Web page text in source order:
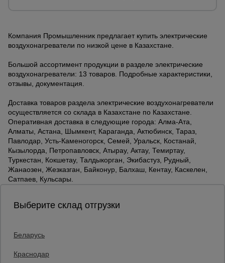
Компания Промышленник предлагает купить электрические
воздухонагреватели по низкой цене в Казахстане.
Большой ассортимент продукции в разделе электрические
воздухонагреватели: 13 товаров. Подробные характеристики,
отзывы, документация.
Доставка товаров раздела электрические воздухонагреватели
осуществляется со склада в Казахстане по Казахстане.
Оперативная доставка в следующие города: Алма-Ата,
Алматы, Астана, Шымкент, Караганда, Актюбинск, Тараз,
Павлодар, Усть-Каменогорск, Семей, Уральск, Костанай,
Кызылорда, Петропавловск, Атырау, Актау, Темиртау,
Туркестан, Кокшетау, Талдыкорган, Экибастуз, Рудный,
Жанаозен, Жезказган, Байконур, Балхаш, Кентау, Каскелен,
Сатпаев, Кульсары.
Выберите склад отгрузки
Беларусь
Краснодар
О компании